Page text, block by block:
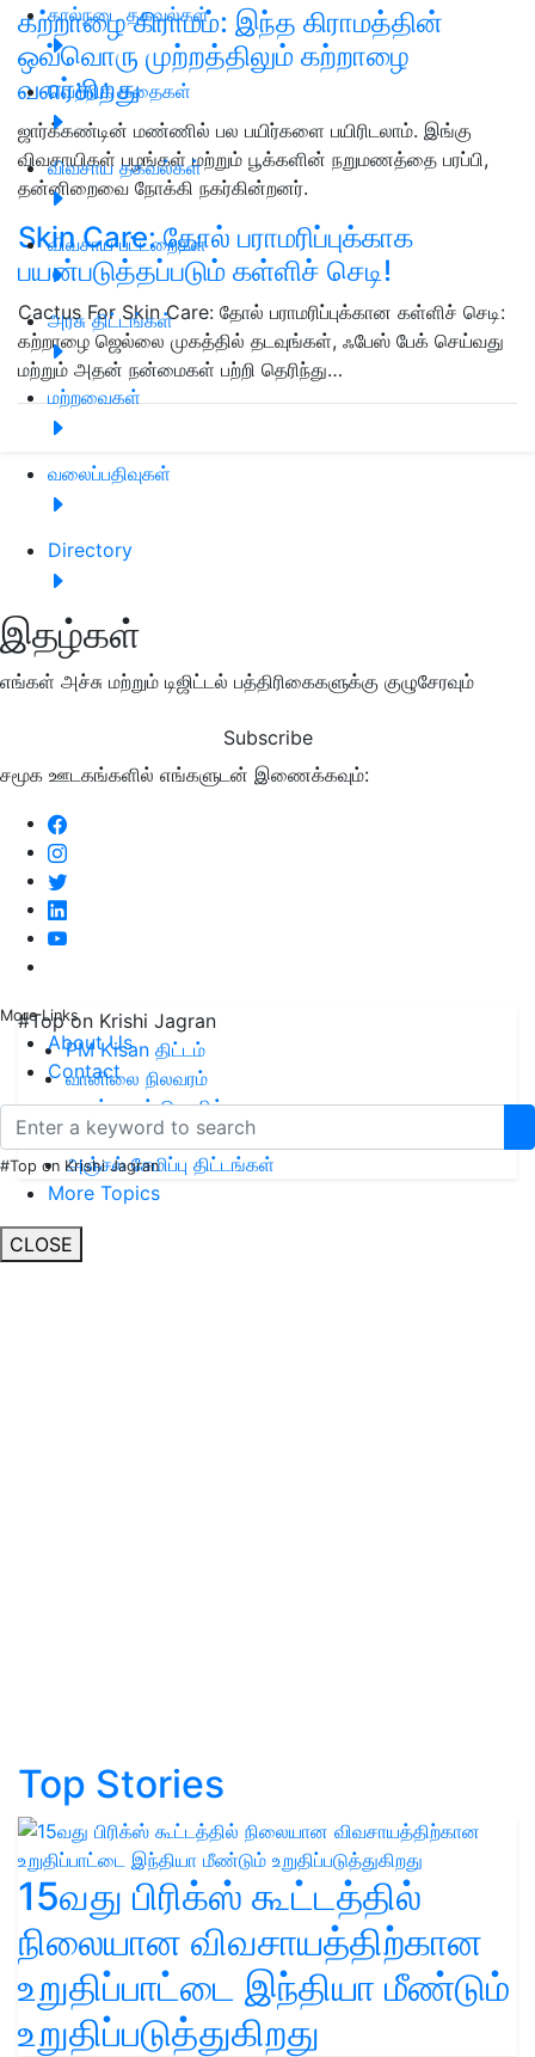
கால்நடை தகவல்கள்
வெற்றிக் கதைகள்
விவசாய தகவல்கள்
விவசாய பட்டறைகள்
அரசு திட்டங்கள்
மற்றவைகள்
வலைப்பதிவுகள்
Directory
இதழ்கள்
எங்கள் அச்சு மற்றும் டிஜிட்டல் பத்திரிகைகளுக்கு குழுசேரவும்
Subscribe
சமூக ஊடகங்களில் எங்களுடன் இணைக்கவும்:
More Links
About Us
Contact
#Top on Krishi Jagran
More Topics
CLOSE
கற்றாழை கிராமம்: இந்த கிராமத்தின்
ஒவ்வொரு முற்றத்திலும் கற்றாழை
வளர்கிறது
ஜார்க்கண்டின் மண்ணில் பல பயிர்களை பயிரிடலாம். இங்கு
விவசாயிகள் பழங்கள் மற்றும் பூக்களின் நறுமணத்தை பரப்பி,
தன்னிறைவை நோக்கி நகர்கின்றனர்.
Skin Care: தோல் பராமரிப்புக்காக
பயன்படுத்தப்படும் கள்ளிச் செடி!
Cactus For Skin Care: தோல் பராமரிப்புக்கான கள்ளிச் செடி:
கற்றாழை ஜெல்லை முகத்தில் தடவுங்கள், ஃபேஸ் பேக் செய்வது
மற்றும் அதன் நன்மைகள் பற்றி தெரிந்து…
#Top on Krishi Jagran
PM Kisan திட்டம்
வானிலை நிலவரம்
லாபம் தரும் தொழில்
இயற்கை வேளாண்மை
அஞ்சல் சேமிப்பு திட்டங்கள்
Top Stories
15வது பிரிக்ஸ் கூட்டத்தில்
நிலையான விவசாயத்திற்கான
உறுதிப்பாட்டை இந்தியா மீண்டும்
உறுதிப்படுத்துகிறது